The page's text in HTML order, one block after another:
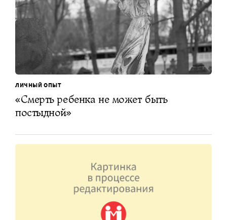
ЛИЧНЫЙ ОПЫТ
«Смерть ребенка не может быть
постыдной»